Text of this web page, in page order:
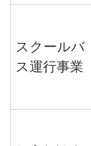
スクールバ
ス運行事業